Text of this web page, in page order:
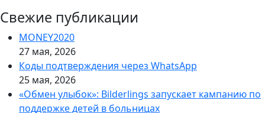
Свежие публикации
MONEY2020
27 мая, 2026
Коды подтверждения через WhatsApp
25 мая, 2026
«Обмен улыбок»: Bilderlings запускает кампанию по
поддержке детей в больницах